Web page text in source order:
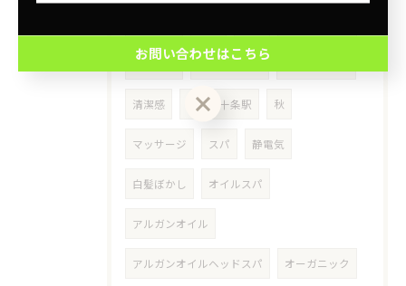
刈り上げ ツーブロック
清潔感 冬 十条駅 秋
マッサージ スパ 静電気
白髪ぼかし オイルスパ
アルガンオイル
アルガンオイルヘッドスパ オーガニック
お問い合わせはこちら